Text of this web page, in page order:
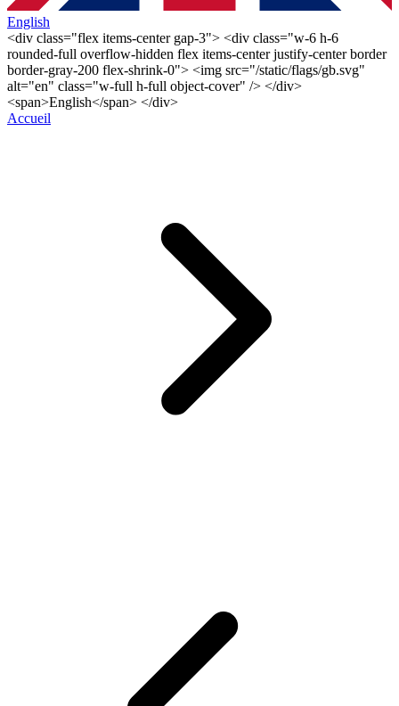
English
<div class="flex items-center gap-3"> <div class="w-6 h-6
rounded-full overflow-hidden flex items-center justify-center border
border-gray-200 flex-shrink-0"> <img src="/static/flags/gb.svg"
alt="en" class="w-full h-full object-cover" /> </div>
<span>English</span> </div>
Accueil